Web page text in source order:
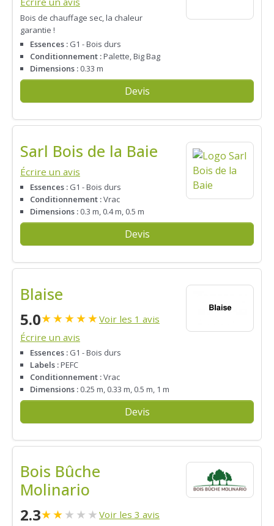
Bois de chauffage sec, la chaleur
garantie !
Essences : G1 - Bois durs
Conditionnement :Palette, Big Bag
Dimensions : 0.33 m
Devis
Sarl Bois de la Baie
Écrire un avis
Essences : G1 - Bois durs
Conditionnement :Vrac
Dimensions : 0.3 m, 0.4 m, 0.5 m
Devis
Blaise
5.0★★★★★Voir les 1 avis
Écrire un avis
Essences : G1 - Bois durs
Labels :PEFC
Conditionnement :Vrac
Dimensions : 0.25 m, 0.33 m, 0.5 m, 1 m
Devis
Bois Bûche
Molinario
2.3★★★ ★ ★ Voir les 3 avis